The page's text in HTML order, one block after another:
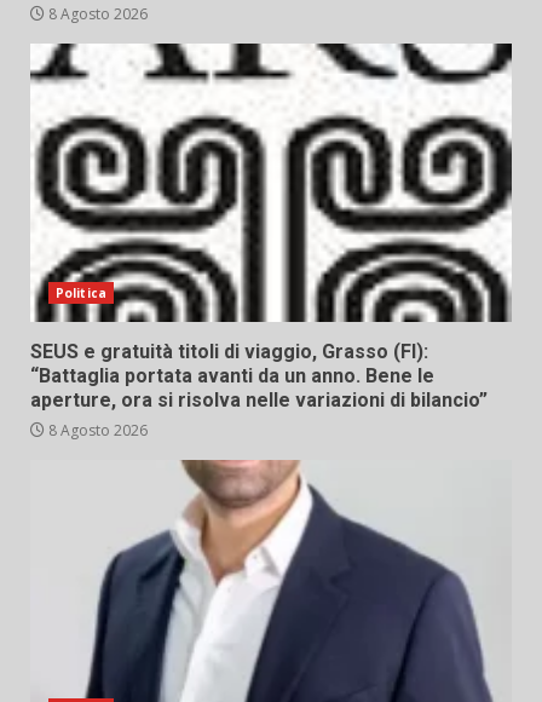
8 Agosto 2026
Politica
SEUS e gratuità titoli di viaggio, Grasso (FI):
“Battaglia portata avanti da un anno. Bene le
aperture, ora si risolva nelle variazioni di bilancio”
8 Agosto 2026